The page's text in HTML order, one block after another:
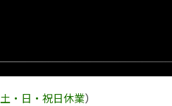
土・日・祝日休業）